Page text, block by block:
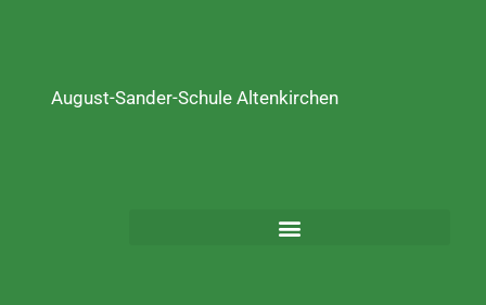
August-Sander-Schule Altenkirchen